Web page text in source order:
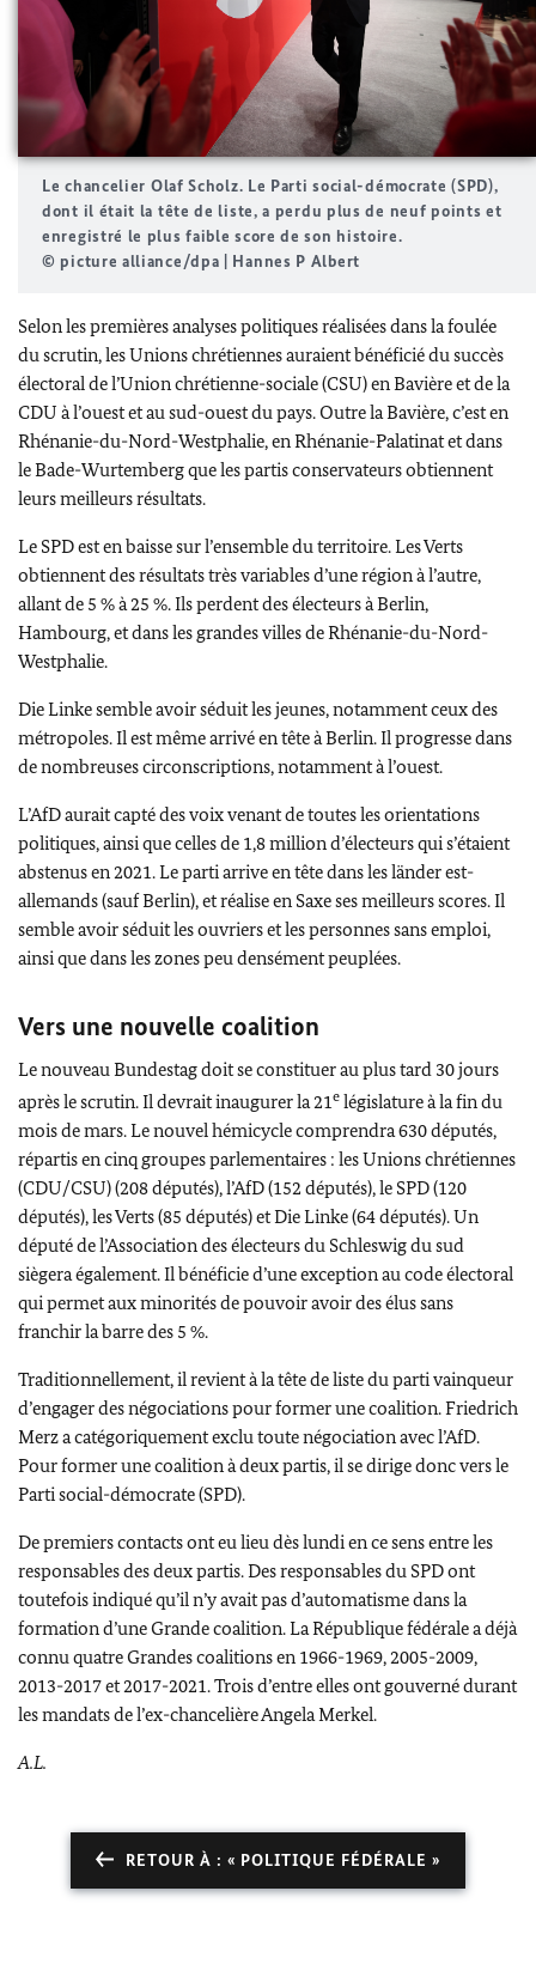
Le chancelier Olaf Scholz. Le Parti social-démocrate (SPD),
dont il était la tête de liste, a perdu plus de neuf points et
enregistré le plus faible score de son histoire.
© picture alliance/dpa | Hannes P Albert
Selon les premières analyses politiques réalisées dans la foulée
du scrutin, les Unions chrétiennes auraient bénéficié du succès
électoral de l’Union chrétienne-sociale (CSU) en Bavière et de la
CDU à l’ouest et au sud-ouest du pays. Outre la Bavière, c’est en
Rhénanie-du-Nord-Westphalie, en Rhénanie-Palatinat et dans
le Bade-Wurtemberg que les partis conservateurs obtiennent
leurs meilleurs résultats.
Le SPD est en baisse sur l’ensemble du territoire. Les Verts
obtiennent des résultats très variables d’une région à l’autre,
allant de 5 % à 25 %. Ils perdent des électeurs à Berlin,
Hambourg, et dans les grandes villes de Rhénanie-du-Nord-
Westphalie.
Die Linkesemble avoir séduit les jeunes, notamment ceux des
métropoles. Il est même arrivé en tête à Berlin. Il progresse dans
de nombreuses circonscriptions, notamment à l’ouest.
L’AfD aurait capté des voix venant de toutes les orientations
politiques, ainsi que celles de 1,8 million d’électeurs qui s’étaient
abstenus en 2021. Le parti arrive en tête dans lesländerest-
allemands (sauf Berlin), et réalise en Saxe ses meilleurs scores. Il
semble avoir séduit les ouvriers et les personnes sans emploi,
ainsi que dans les zones peu densément peuplées.
Vers une nouvelle coalition
Le nouveauBundestagdoit se constituer au plus tard 30 jours
après le scrutin. Il devrait inaugurer la 21elégislature à la fin du
mois de mars. Le nouvel hémicycle comprendra 630 députés,
répartis en cinq groupes parlementaires : les Unions chrétiennes
(CDU/CSU) (208 députés), l’AfD (152 députés), le SPD (120
députés), les Verts (85 députés) etDie Linke(64 députés). Un
député de l’Association des électeurs du Schleswigdu sud
siègera également. Il bénéficie d’une exception au code électoral
qui permet aux minorités de pouvoir avoir des élus sans
franchir la barre des 5 %.
Traditionnellement, il revient à la tête de liste du parti vainqueur
d’engager des négociations pour former une coalition.Friedrich
Merza catégoriquement exclu toute négociation avec l’AfD.
Pour former une coalition à deux partis, il se dirige donc vers le
Parti social-démocrate (SPD).
De premiers contacts ont eu lieu dès lundi en ce sens entre les
responsables des deux partis. Des responsables du SPD ont
toutefois indiqué qu’il n’y avait pas d’automatisme dans la
formation d’une Grande coalition. La République fédérale a déjà
connu quatre Grandes coalitions en 1966-1969, 2005-2009,
2013-2017 et 2017-2021. Trois d’entre elles ont gouverné durant
les mandats de l’ex-chancelièreAngela Merkel.
A.L.
RETOUR À : « POLITIQUE FÉDÉRALE »